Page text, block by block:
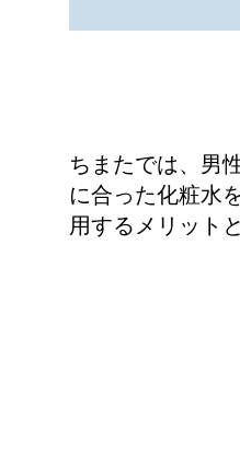
ちまたでは、男
に合った化粧水
用するメリット